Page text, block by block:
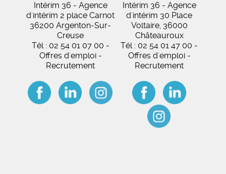
Intérim 36 - Agence
d'intérim 2 place Carnot
36200 Argenton-Sur-
Creuse
Tél : 02 54 01 07 00 -
Offres d'emploi -
Recrutement
Intérim 36 - Agence
d'intérim 30 Place
Voltaire, 36000
Châteauroux
Tél : 02 54 01 47 00 -
Offres d'emploi -
Recrutement